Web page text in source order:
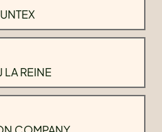
LA REINE